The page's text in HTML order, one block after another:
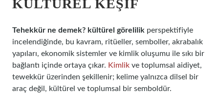
KÜLTÜREL KEŞIF
Tehekkür ne demek? kültürel görelilik perspektifiyle
incelendiğinde, bu kavram, ritüeller, semboller, akrabalık
yapıları, ekonomik sistemler ve kimlik oluşumu ile sıkı bir
bağlantı içinde ortaya çıkar. Kimlik ve toplumsal aidiyet,
tewekkür üzerinden şekillenir; kelime yalnızca dilsel bir
araç değil, kültürel ve toplumsal bir semboldür.